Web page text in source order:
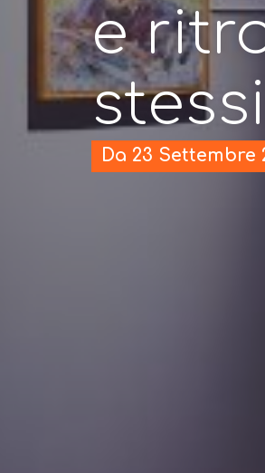
e
stessi
Da 23 Settembre